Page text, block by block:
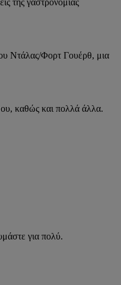
της γαστρονομίας
Ντάλας/Φορτ Γουέρθ, μια
καθώς και πολλά άλλα.
για πολύ.